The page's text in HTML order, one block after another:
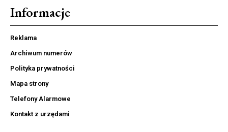
Informacje
Reklama
Archiwum numerów
Polityka prywatności
Mapa strony
Telefony Alarmowe
Kontakt z urzędami